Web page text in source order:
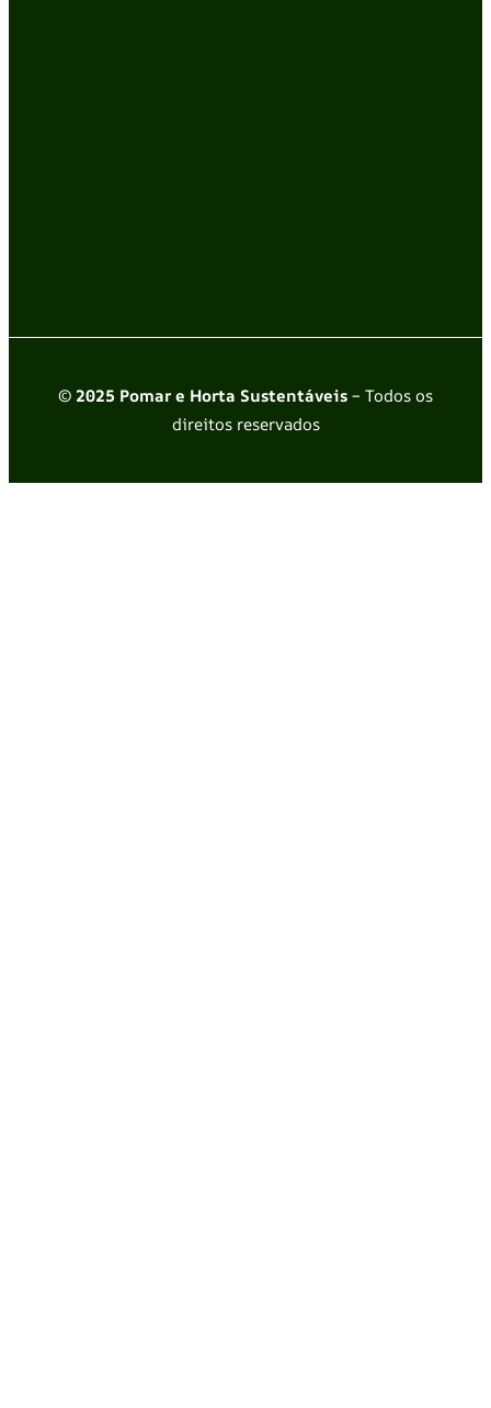
© 2025 Pomar e Horta Sustentáveis– Todos os
direitos reservados